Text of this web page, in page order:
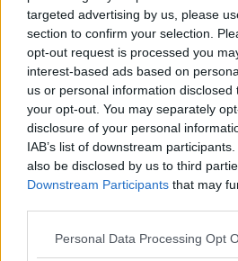
targeted advertising by us, please
section to confirm your selection.
opt-out request is processed you
interest-based ads based on
us or personal information
your opt-out. You may separately
disclosure of your personal
IAB’s list of downstream
also be disclosed by us to third
Downstream Participants that may
Personal Data Processing Opt
A Cosa Serve una Moodboard?
1. Chiarezza e Armonia
La moodboard è utile per capire fin da
funziona o se ci sono elementi da
armonizzare i vari elementi evitando
Questo strumento permette di
combinazioni e valutare se siano
loro.
2. Coerenza Stilistica
Tutti gli elementi selezionati
garantisce coerenza a tutte le scelte
progettuale. Un punto di riferimento per
decisione sia allineata alla visione